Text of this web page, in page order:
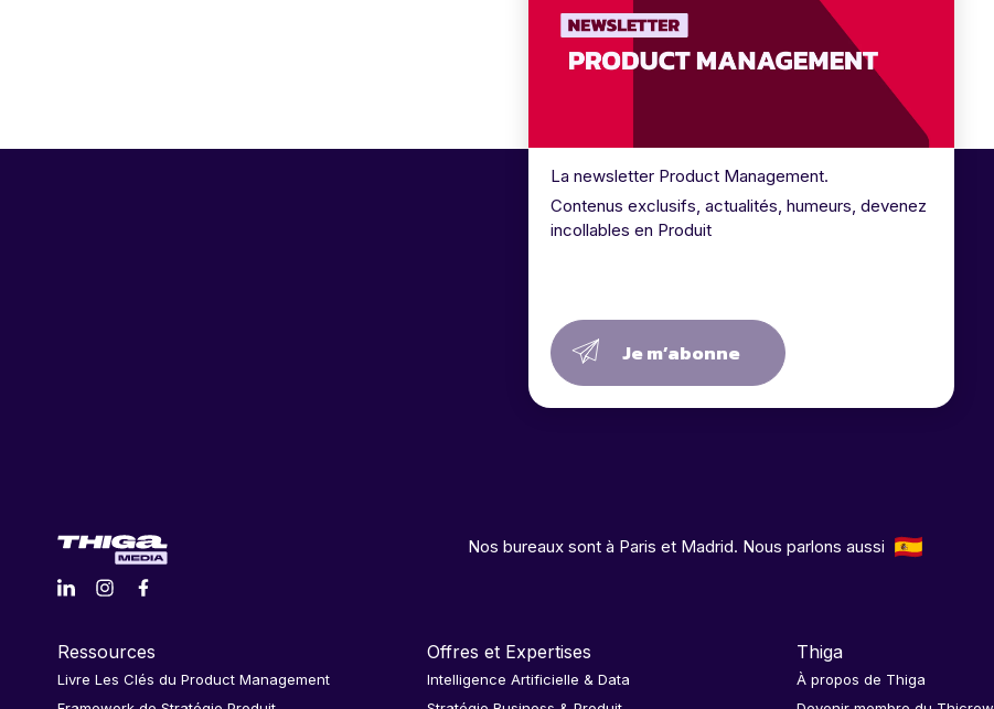
La newsletter Product Management.
Contenus exclusifs, actualités, humeurs, devenez
incollables en Produit
Je m’abonne
Nos bureaux sont à Paris et Madrid. Nous parlons aussi
Ressources
Livre Les Clés du Product Management
Offres et Expertises
Intelligence Artificielle & Data
Thiga
À propos de Thiga